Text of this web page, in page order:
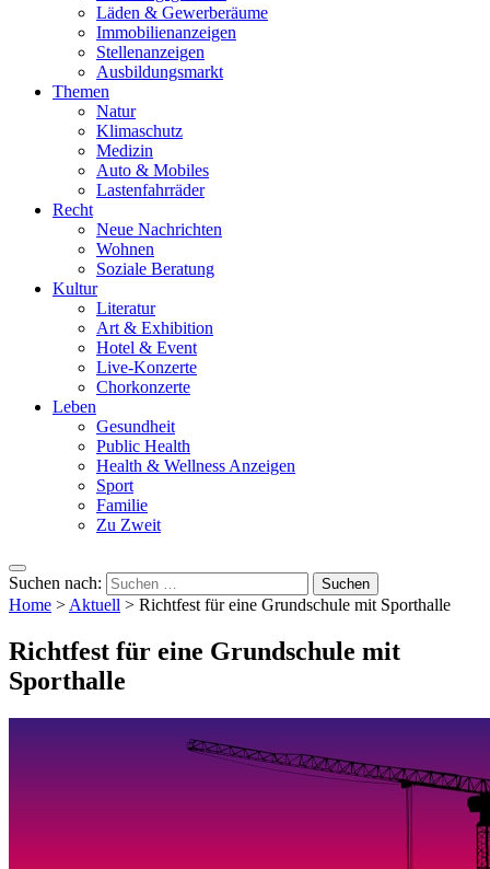
Läden & Gewerberäume
Immobilienanzeigen
Stellenanzeigen
Ausbildungsmarkt
Themen
Natur
Klimaschutz
Medizin
Auto & Mobiles
Lastenfahrräder
Recht
Neue Nachrichten
Wohnen
Soziale Beratung
Kultur
Literatur
Art & Exhibition
Hotel & Event
Live-Konzerte
Chorkonzerte
Leben
Gesundheit
Public Health
Health & Wellness Anzeigen
Sport
Familie
Zu Zweit
Suchen nach:
Home >Aktuell > Richtfest für eine Grundschule mit Sporthalle
Richtfest für eine Grundschule mit
Sporthalle